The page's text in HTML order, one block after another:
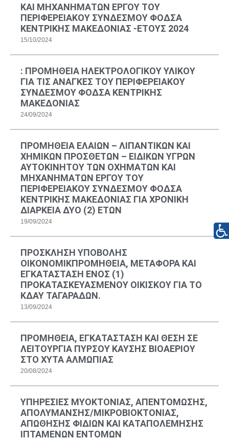
ΚΑΙ MΗΧΑΝΗΜΑΤΩΝ ΕΡΓΟΥ ΤΟΥ
ΠΕΡΙΦΕΡΕΙΑΚΟΥ ΣΥΝΔΕΣΜΟΥ ΦΟΔΣΑ
ΚΕΝΤΡΙΚΗΣ ΜΑΚΕΔΟΝΙΑΣ -ΕΤΟΥΣ 2024
15/10/2024
: ΠΡΟΜΗΘΕΙΑ ΗΛΕΚΤΡΟΛΟΓΙΚΟΥ ΥΛΙΚΟΥ
ΓΙΑ ΤΙΣ ΑΝΑΓΚΕΣ ΤΟΥ ΠΕΡΙΦΕΡΕΙΑΚΟΥ
ΣΥΝΔΕΣΜΟΥ ΦΟΔΣΑ ΚΕΝΤΡΙΚΗΣ
ΜΑΚΕΔΟΝΙΑΣ
24/09/2024
ΠΡΟΜΗΘΕΙΑ ΕΛΑΙΩΝ – ΛΙΠΑΝΤΙΚΩΝ ΚΑΙ
ΧΗΜΙΚΩΝ ΠΡΟΣΘΕΤΩΝ – ΕΙΔΙΚΩΝ ΥΓΡΩΝ
ΑΥΤΟΚΙΝΗΤΟΥ ΤΩΝ ΟΧΗΜΑΤΩΝ ΚΑΙ
ΜΗΧΑΝΗΜΑΤΩΝ ΕΡΓΟΥ ΤΟΥ
ΠΕΡΙΦΕΡΕΙΑΚΟΥ ΣΥΝΔΕΣΜΟΥ ΦΟΔΣΑ
ΚΕΝΤΡΙΚΗΣ ΜΑΚΕΔΟΝΙΑΣ ΓΙΑ ΧΡΟΝΙΚΗ
ΔΙΑΡΚΕΙΑ ΔΥΟ (2) ΕΤΩΝ
19/09/2024
ΠΡΟΣΚΛΗΣΗ ΥΠΟΒΟΛΗΣ
ΟΙΚΟΝΟΜΙΚΠΡΟΜΗΘΕΙΑ, ΜΕΤΑΦΟΡΑ ΚΑΙ
ΕΓΚΑΤΑΣΤΑΣΗ ΕΝΟΣ (1)
ΠΡΟΚΑΤΑΣΚΕΥΑΣΜΕΝΟΥ ΟΙΚΙΣΚΟΥ ΓΙΑ ΤΟ
ΚΔΑΥ ΤΑΓΑΡΑΔΩΝ.
13/09/2024
ΠΡΟΜΗΘΕΙΑ, ΕΓΚΑΤΑΣΤΑΣΗ ΚΑΙ ΘΕΣΗ ΣΕ
ΛΕΙΤΟΥΡΓΙΑ ΠΥΡΣΟΥ ΚΑΥΣΗΣ ΒΙΟΑΕΡΙΟΥ
ΣΤΟ ΧΥΤΑ ΑΛΜΩΠΙΑΣ
20/08/2024
ΥΠΗΡΕΣΙΕΣ ΜΥΟΚΤΟΝΙΑΣ, ΑΠΕΝΤΟΜΩΣΗΣ,
ΑΠΟΛΥΜΑΝΣΗΣ/ΜΙΚΡΟΒΙΟΚΤΟΝΙΑΣ,
ΑΠΩΘΗΣΗΣ ΦΙΔΙΩΝ ΚΑΙ ΚΑΤΑΠΟΛΕΜΗΣΗΣ
ΙΠΤΑΜΕΝΩΝ ΕΝΤΟΜΩΝ